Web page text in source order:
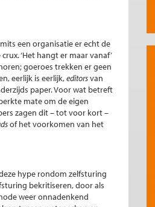
een organisatie er echt de
‘Het hangt er maar vanaf’
goeroes trekken er geen
eerlijk is eerlijk,editorsvan
paper. Voor wat betreft
mate om de eigen
zagen dit – tot voor kort –
of het voorkomen van het
hype rondom zelfsturing
bekritiseren, door als
weer onnadenkend